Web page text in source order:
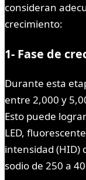
consideran
crecimiento:
1- Fase de
Durante esta
entre 2,000 y
Esto puede
LED,
intensidad (HID)
sodio de 250 a